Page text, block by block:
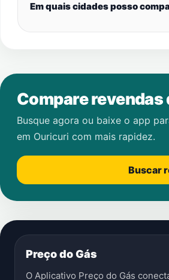
Em quais cidades posso
Compare revendas
Busque agora ou baixe o app
em Ouricuri com mais rapidez.
Buscar
Preço do Gás
O Aplicativo Preço do Gás